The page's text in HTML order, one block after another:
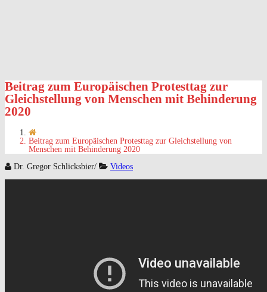
Beitrag zum Europäischen Protesttag zur
Gleichstellung von Menschen mit Behinderung
2020
Beitrag zum Europäischen Protesttag zur Gleichstellung von
Menschen mit Behinderung 2020
Dr. Gregor Schlicksbier/ Videos